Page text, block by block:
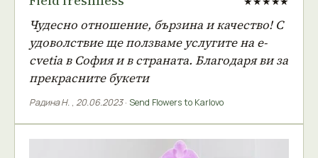
Чудесно отношение, бързина и качество! С
удоволствие ще ползваме услугите на e-
cvetia в София и в страната. Благодаря ви за
прекрасните букети
Радина Н. , 20.06.2023· Send Flowers to Karlovo